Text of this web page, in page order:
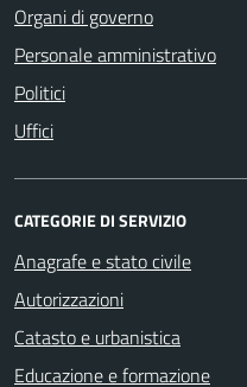
Organi di governo
Personale amministrativo
Politici
Uffici
CATEGORIE DI SERVIZIO
Anagrafe e stato civile
Autorizzazioni
Catasto e urbanistica
Educazione e formazione